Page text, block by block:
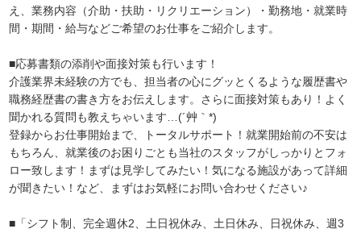
え、業務内容（介助・扶助・リクリエーション）・勤務地・就業時
間・期間・給与などご希望のお仕事をご紹介します。
■応募書類の添削や面接対策も行います！
介護業界未経験の方でも、担当者の心にグッとくるような履歴書や
職務経歴書の書き方をお伝えします。さらに面接対策もあり！よく
聞かれる質問も教えちゃいます…(´艸｀*)
登録からお仕事開始まで、トータルサポート！就業開始前の不安は
もちろん、就業後のお困りごとも当社のスタッフがしっかりとフォ
ロー致します！まずは見学してみたい！気になる施設があって詳細
が聞きたい！など、まずはお気軽にお問い合わせください♪
■「シフト制、完全週休2、土日祝休み、土日休み、日祝休み、週3